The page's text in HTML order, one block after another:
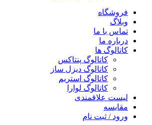
فروشگاه
وبلاگ
تماس با ما
درباره ما
کاتالوگ ها
کاتالوگ پنتاکس
کاتالوگ دیزل ساز
کاتالوگ استریم
کاتالوگ لوارا
لیست علاقمندی
مقایسه
ورود / ثبت نام